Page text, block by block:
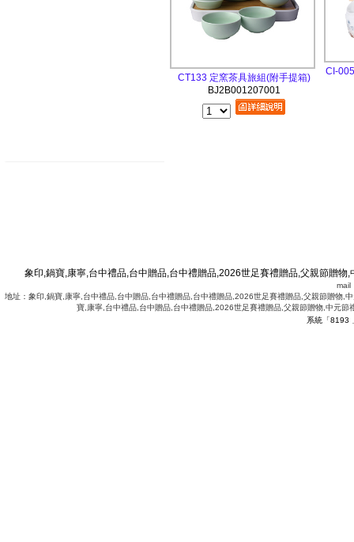
CT133 定窯茶具旅組(附手提箱)
BJ2B001207001
CI-
象印,鍋寶,康寧,台中禮品,台中贈品,台中禮贈品,2026世足賽禮贈品,父親節贈
mail
地址：象印,鍋寶,康寧,台中禮品,台中贈品,台中禮贈品,台中禮贈品,2026世足賽禮贈品,父親節贈物
寶,康寧,台中禮品,台中贈品,台中禮贈品,2026世足賽禮贈品,父親節贈物,中元
系統「8193